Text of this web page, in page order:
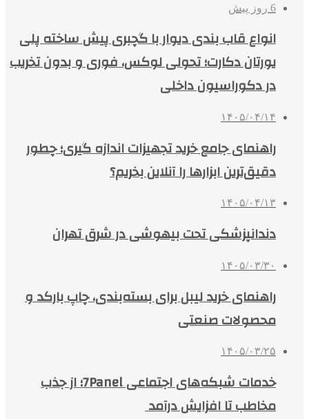
6 روز پیش
انواع قاب بندی دیوار با گچبری پیش ساخته پلی
یورتان دکارت؛ تحولی لوکس، فوری و بدون تخریب
در دکوراسیون داخلی
۱۴۰۵/۰۴/۱۴
راهنمای جامع خرید تجهیزات اندازه گیری؛ چطور
دقیق‌ترین ابزارها را آنلاین بخریم؟
۱۴۰۵/۰۴/۱۳
دندانپزشکی تحت بیهوشی در شرق تهران
۱۴۰۵/۰۳/۳۰
راهنمای خرید لیبل برای بسته‌بندی، چاپ بارکد و
محصولات صنعتی
۱۴۰۵/۰۳/۲۵
خدمات شبکه‌های اجتماعی 7Panel؛ از جذب
مخاطب تا افزایش درآمد